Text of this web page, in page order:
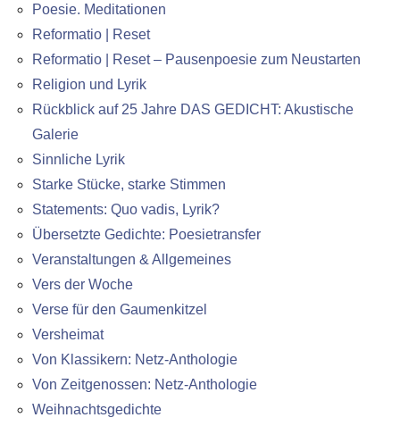
Poesie. Meditationen
Reformatio | Reset
Reformatio | Reset – Pausenpoesie zum Neustarten
Religion und Lyrik
Rückblick auf 25 Jahre DAS GEDICHT: Akustische
Galerie
Sinnliche Lyrik
Starke Stücke, starke Stimmen
Statements: Quo vadis, Lyrik?
Übersetzte Gedichte: Poesietransfer
Veranstaltungen & Allgemeines
Vers der Woche
Verse für den Gaumenkitzel
Versheimat
Von Klassikern: Netz-Anthologie
Von Zeitgenossen: Netz-Anthologie
Weihnachtsgedichte